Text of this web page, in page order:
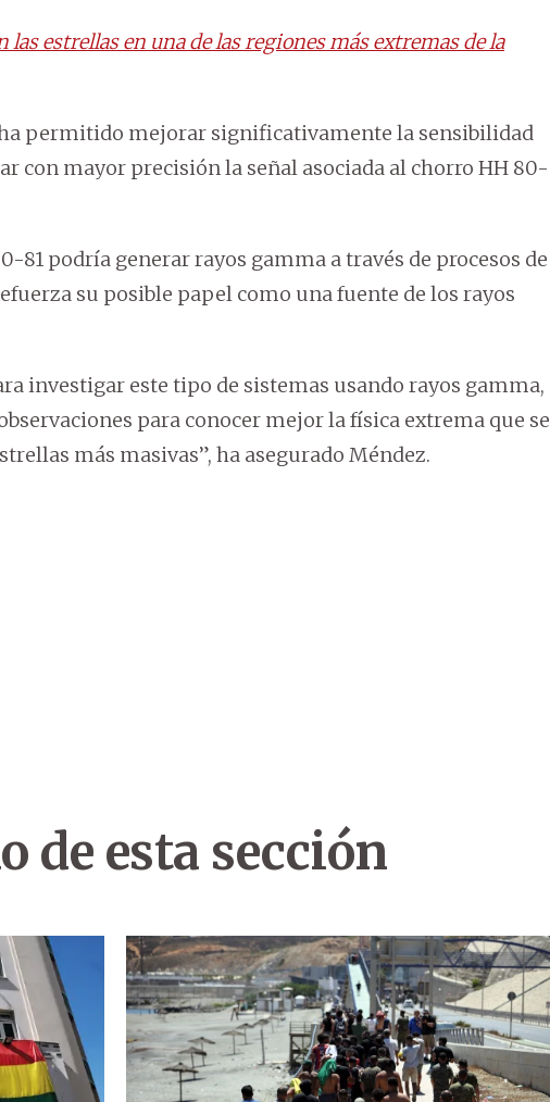
las estrellas en una de las regiones más extremas de la
ha permitido mejorar significativamente la sensibilidad
con mayor precisión la señal asociada al chorro HH 80-
81 podría generar rayos gamma a través de procesos de
su posible papel como una fuente de los rayos
investigar este tipo de sistemas usando rayos gamma,
para conocer mejor la física extrema que se
más masivas”, ha asegurado Méndez.
de esta sección